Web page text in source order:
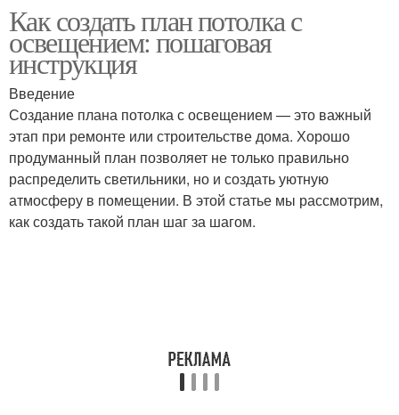
Как создать план потолка с
освещением: пошаговая
инструкция
Введение
Создание плана потолка с освещением — это важный
этап при ремонте или строительстве дома. Хорошо
продуманный план позволяет не только правильно
распределить светильники, но и создать уютную
атмосферу в помещении. В этой статье мы рассмотрим,
как создать такой план шаг за шагом.